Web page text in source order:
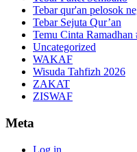
Tebar qur'an pelosok
Tebar Sejuta Qur’an
Temu Cinta Ramadhan
Uncategorized
WAKAF
Wisuda Tahfizh 2026
ZAKAT
ZISWAF
Meta
Log in